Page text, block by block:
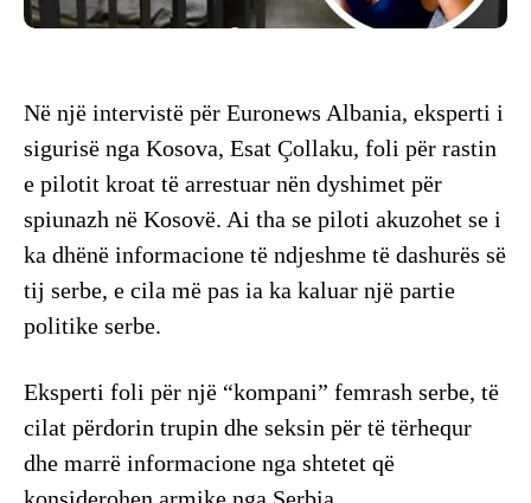
Në një intervistë për Euronews Albania, eksperti i
sigurisë nga Kosova, Esat Çollaku, foli për rastin
e pilotit kroat të arrestuar nën dyshimet për
spiunazh në Kosovë. Ai tha se piloti akuzohet se i
ka dhënë informacione të ndjeshme të dashurës së
tij serbe, e cila më pas ia ka kaluar një partie
politike serbe.
Eksperti foli për një “kompani” femrash serbe, të
cilat përdorin trupin dhe seksin për të tërhequr
dhe marrë informacione nga shtetet që